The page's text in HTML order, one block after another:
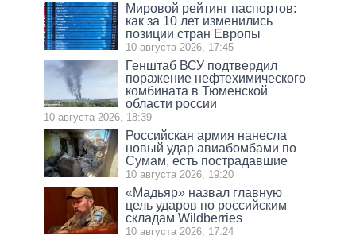
Мировой рейтинг паспортов:
как за 10 лет изменились
позиции стран Европы
10 августа 2026, 17:45
Генштаб ВСУ подтвердил
поражение нефтехимического
комбината в Тюменской
области россии
10 августа 2026, 18:39
Российская армия нанесла
новый удар авиабомбами по
Сумам, есть пострадавшие
10 августа 2026, 19:20
«Мадьяр» назвал главную
цель ударов по российским
складам Wildberries
10 августа 2026, 17:24